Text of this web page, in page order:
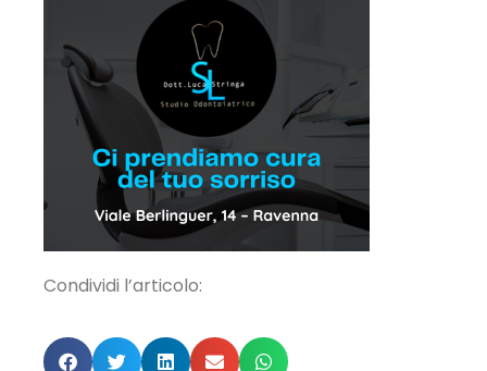
Condividi l’articolo: